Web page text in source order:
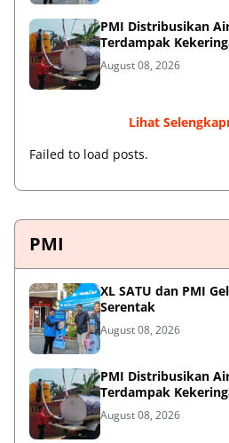
PMI Distribusikan
Terdampak
August 08, 2026
Lihat
Failed to load posts.
PMI
XL SATU dan PMI
Serentak
August 08, 2026
PMI Distribusikan
Terdampak
August 08, 2026